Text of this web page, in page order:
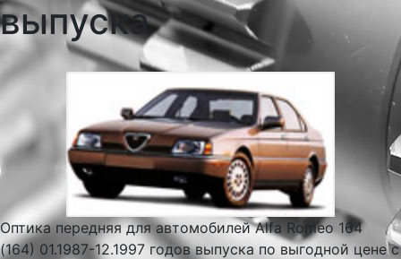
выпуска
Оптика передняя для автомобилей Alfa Romeo 164
(164) 01.1987-12.1997 годов выпуска по выгодной цене с